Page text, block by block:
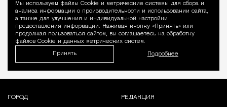
Уведомление
Мы используем файлы Сookie и метрические системы для сбора и
анализа информации о производительности и использовании сайта,
а также для улучшения и индивидуальной настройки
предоставления информации. Нажимая кнопку «Принять» или
продолжая пользоваться сайтом, вы соглашаетесь на обработку
файлов Cookie и данных метрических систем.
Принять Подробнее
ГОРОД РЕДАКЦИЯ